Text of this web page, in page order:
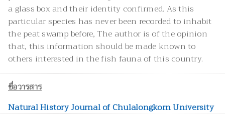
a glass boxand their identity confirmed. As this
particular species has never been recorded to inhabit
thepeat swamp before, The author is of the opinion
that, this information should be made known to
others interested in the fish fauna of this country.
ชื่อวารสาร
Natural History Journal of Chulalongkorn University